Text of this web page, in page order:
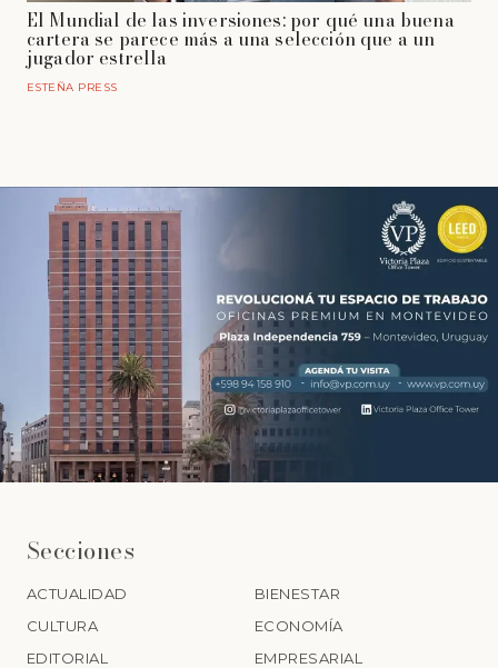
El Mundial de las inversiones: por qué una buena
cartera se parece más a una selección que a un
jugador estrella
ESTEÑA PRESS
Secciones
ACTUALIDAD
BIENESTAR
CULTURA
ECONOMÍA
EDITORIAL
EMPRESARIAL